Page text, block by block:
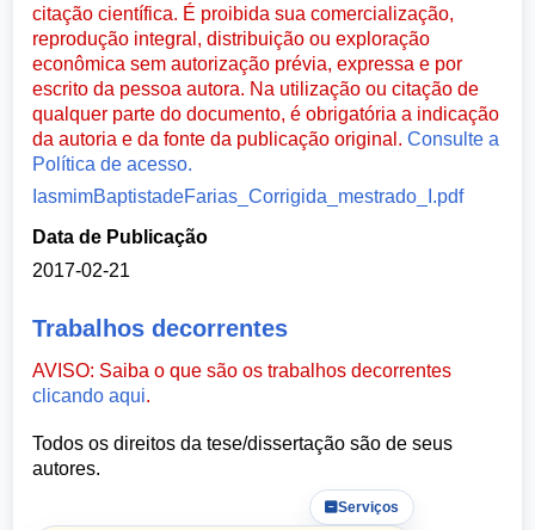
citação científica. É proibida sua comercialização,
reprodução integral, distribuição ou exploração
econômica sem autorização prévia, expressa e por
escrito da pessoa autora. Na utilização ou citação de
qualquer parte do documento, é obrigatória a indicação
da autoria e da fonte da publicação original.Consulte a
Política de acesso.
IasmimBaptistadeFarias_Corrigida_mestrado_I.pdf
Data de Publicação
2017-02-21
Trabalhos decorrentes
AVISO: Saiba o que são os trabalhos decorrentes
clicando aqui.
Todos os direitos da tese/dissertação são de seus
autores.
Serviços